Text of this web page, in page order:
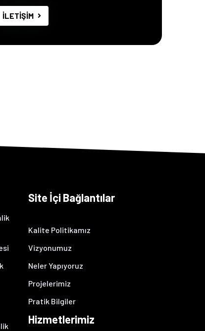
İLETİŞİM
Site İçi Bağlantılar
Kalite Politikamız
Vizyonumuz
Neler Yapıyoruz
Projelerimiz
Pratik Bilgiler
Hizmetlerimiz